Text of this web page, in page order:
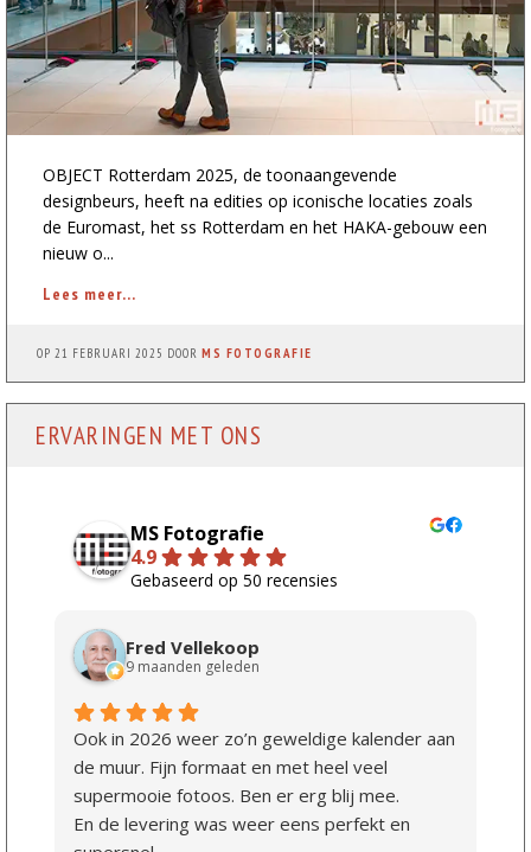
OBJECT Rotterdam 2025, de toonaangevende
designbeurs, heeft na edities op iconische locaties zoals
de Euromast, het ss Rotterdam en het HAKA-gebouw een
nieuw o...
Lees meer...
OP 21 FEBRUARI 2025 DOORMS FOTOGRAFIE
ERVARINGEN MET ONS
MS Fotografie
4.9
Gebaseerd op 50 recensies
Fred Vellekoop
9 maanden geleden
Ook in 2026 weer zo’n geweldige kalender aan
de muur. Fijn formaat en met heel veel
supermooie fotoos. Ben er erg blij mee.
En de levering was weer eens perfekt en